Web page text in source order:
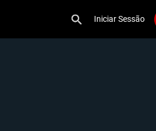
Iniciar Sessão